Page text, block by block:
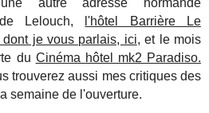
Lelouch,
l'hôtel Barrière Le
je vous parlais, ici, et le mois
du Cinéma hôtel mk2 Paradiso.
trouverez aussi mes critiques des
semaine de l'ouverture.